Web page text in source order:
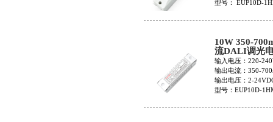
型号： EUP10D-
10W 350-
流DALI调光
EUP10D-
350
输入电压：220-
输出电流：350-
输出电压：2-
型号：EUP10D-